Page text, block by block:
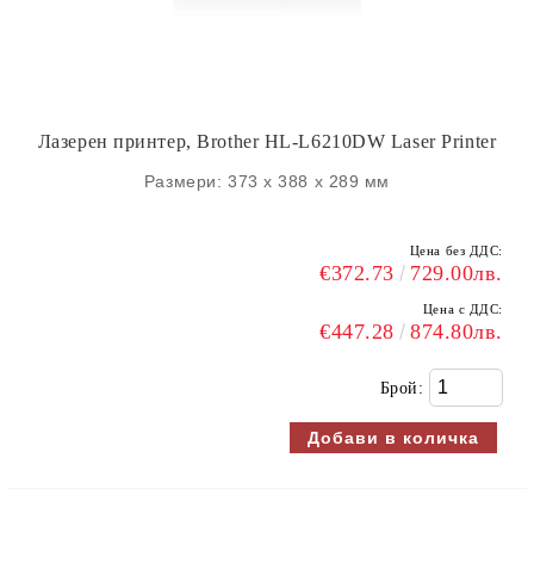
Лазерен принтер, Brother HL-L6210DW Laser Printer
Размери: 373 x 388 x 289 мм
Цена без ДДС:
€372.73 729.00лв.
Цена с ДДС:
€447.28 874.80лв.
Брой: